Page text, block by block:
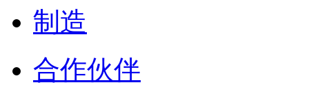
制造
合作伙伴